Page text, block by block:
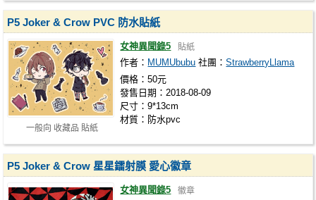
一般向 收藏品 貼紙
P5 Joker & Crow PVC 防水貼紙
女神異聞錄5 貼紙
作者： MUMUbubu 社團：StrawberryLlama
價格：50元
發售日期：2018-08-09
尺寸：9*13cm
材質：防水pvc
P5 Joker & Crow 星星鐳射膜 愛心徽章
女神異聞錄5 徽章